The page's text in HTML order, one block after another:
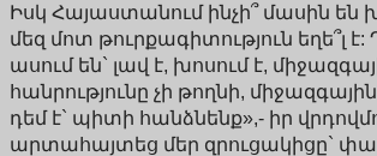
Իսկ Հայաստանում ինչի՞ մասին են
մեզ մոտ թուրքագիտություն եղե՞լ
ասում են` լավ է, խոսում է,
հանրությունը չի թողնի,
դեմ է` պիտի հանձնենք»,- իր
արտահայտեց մեր զրուցակիցը`